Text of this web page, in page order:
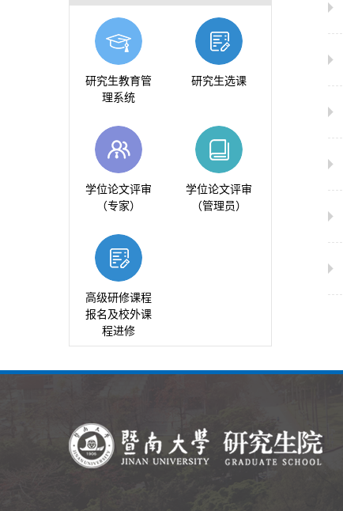
研究生教育管
理系统
研究生选课
学位论文评审
（专家）
学位论文评审
（管理员）
高级研修课程
报名及校外课
程进修